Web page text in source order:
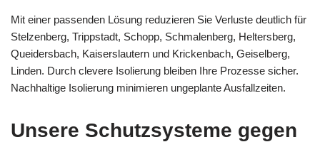
Mit einer passenden Lösung reduzieren Sie Verluste deutlich für
Stelzenberg, Trippstadt, Schopp, Schmalenberg, Heltersberg,
Queidersbach, Kaiserslautern und Krickenbach, Geiselberg,
Linden. Durch clevere Isolierung bleiben Ihre Prozesse sicher.
Nachhaltige Isolierung minimieren ungeplante Ausfallzeiten.
Unsere Schutzsysteme gegen